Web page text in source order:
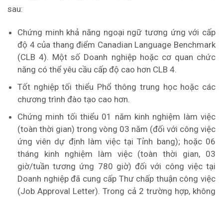
sau:
Chứng minh khả năng ngoại ngữ tương ứng với cấp
độ 4 của thang điểm Canadian Language Benchmark
(CLB 4). Một số Doanh nghiệp hoặc cơ quan chức
năng có thể yêu cầu cấp độ cao hơn CLB 4.
Tốt nghiệp tối thiểu Phổ thông trung học hoặc các
chương trình đào tạo cao hơn.
Chứng minh tối thiểu 01 năm kinh nghiệm làm việc
(toàn thời gian) trong vòng 03 năm (đối với công việc
ứng viên dự định làm việc tại Tỉnh bang); hoặc 06
tháng kinh nghiệm làm việc (toàn thời gian, 03
giờ/tuần tương ứng 780 giờ) đối với công việc tại
Doanh nghiệp đã cung cấp Thư chấp thuận công việc
(Job Approval Letter). Trong cả 2 trường hợp, không